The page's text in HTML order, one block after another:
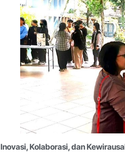
Inovasi, Kolaborasi, dan